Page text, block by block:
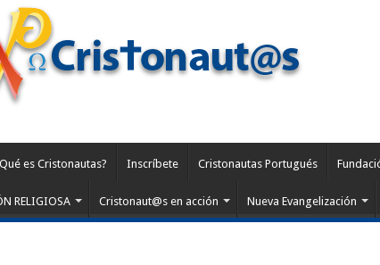
es Cristonautas? Inscríbete Cristonautas Portugués
RELIGIOSA Cristonaut@s en acción Nueva Evangelización